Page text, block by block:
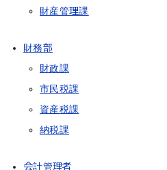
財産管理課
財務部
財政課
市民税課
資産税課
納税課
会計管理者